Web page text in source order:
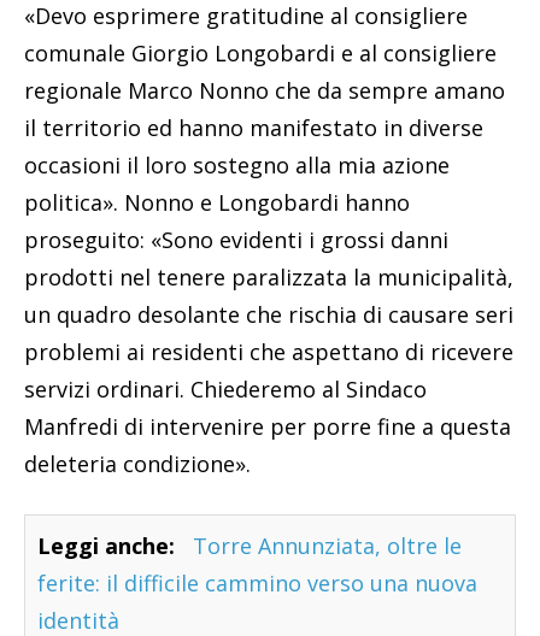
«Devo esprimere gratitudine al consigliere
comunale Giorgio Longobardi e al consigliere
regionale Marco Nonno che da sempre amano
il territorio ed hanno manifestato in diverse
occasioni il loro sostegno alla mia azione
politica». Nonno e Longobardi hanno
proseguito: «Sono evidenti i grossi danni
prodotti nel tenere paralizzata la municipalità,
un quadro desolante che rischia di causare seri
problemi ai residenti che aspettano di ricevere
servizi ordinari. Chiederemo al Sindaco
Manfredi di intervenire per porre fine a questa
deleteria condizione».
Leggi anche:
Torre Annunziata, oltre le
ferite: il difficile cammino verso una nuova
identità